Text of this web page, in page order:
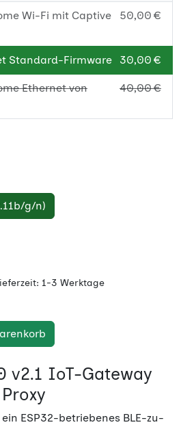
Wi-Fi mit Captive
50,00 €
Standard-Firmware 30,00 €
Ethernet von
40,00 €
g/n)
1-3 Werktage
v2.1 IoT-Gateway
ESP32-betriebenes BLE-zu-